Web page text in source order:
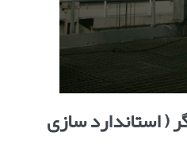
( استاندارد سازی